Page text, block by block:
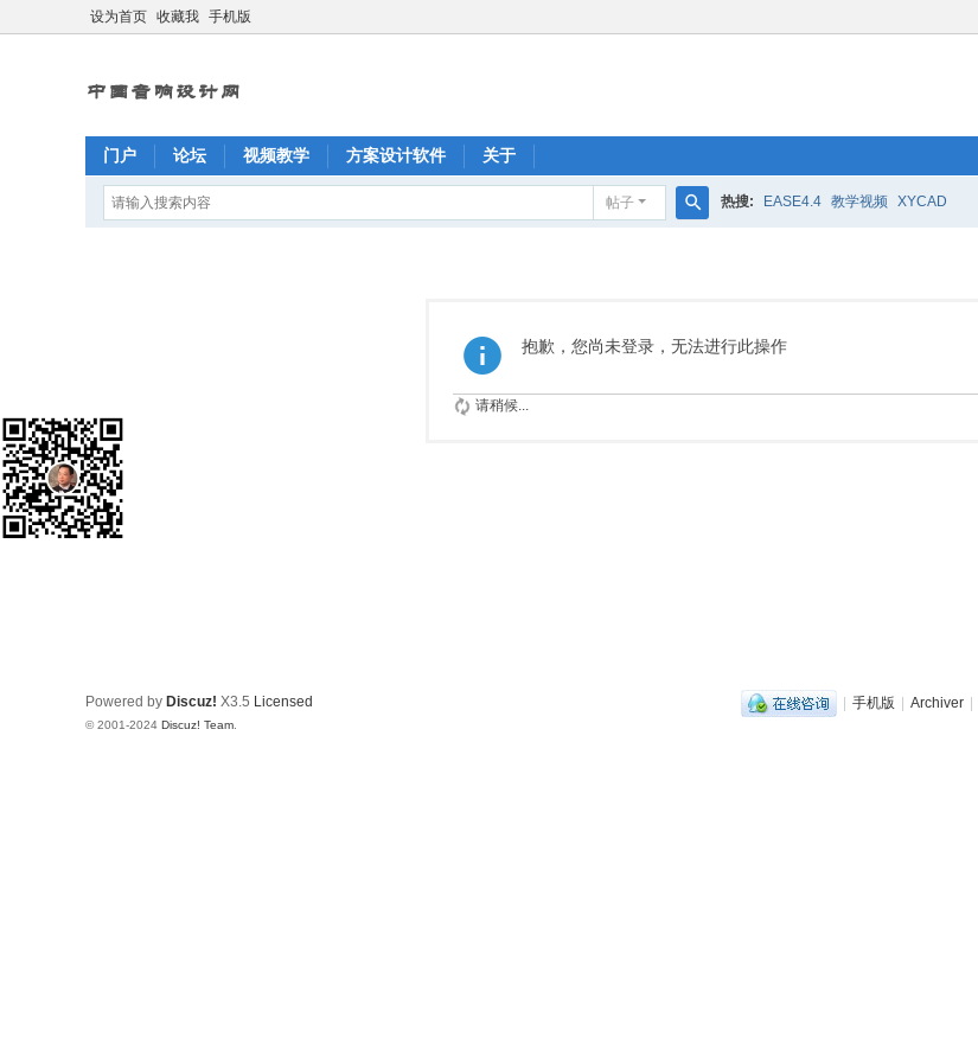
设为首页 收藏我 手机版
门户 论坛 视频教学 方案设计软件 关于
帖子 热搜: EASE4.4 教学视频 XYCAD
抱歉，您尚未登录，无法进行此操作
请稍候...
| 手机版 | Archiver |
Powered by Discuz! X3.5 Licensed
© 2001-2024 Discuz! Team